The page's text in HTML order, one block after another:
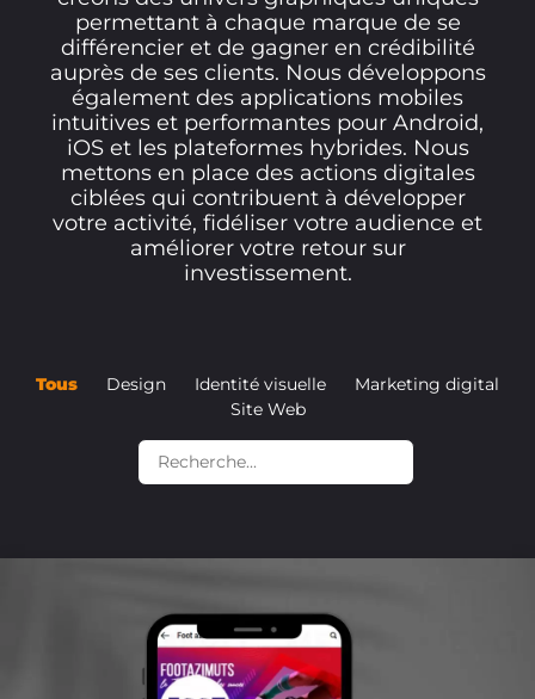
permettant à chaque marque de se
différencier et de gagner en crédibilité
auprès de ses clients. Nous développons
également des applications mobiles
intuitives et performantes pour Android,
iOS et les plateformes hybrides. Nous
mettons en place des actions digitales
ciblées qui contribuent à développer
votre activité, fidéliser votre audience et
améliorer votre retour sur
investissement.
Tous Design Identité visuelle
Marketing digital
Site Web